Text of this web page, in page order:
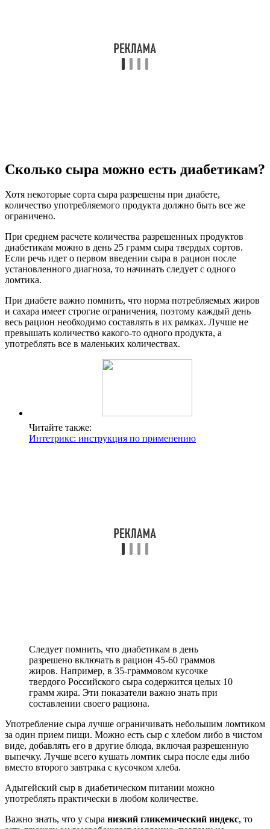
Сколько сыра можно есть диабетикам?
Хотя некоторые сорта сыра разрешены при диабете,
количество употребляемого продукта должно быть все же
ограничено.
При среднем расчете количества разрешенных продуктов
диабетикам можно в день 25 грамм сыра твердых сортов.
Если речь идет о первом введении сыра в рацион после
установленного диагноза, то начинать следует с одного
ломтика.
При диабете важно помнить, что норма потребляемых жиров
и сахара имеет строгие ограничения, поэтому каждый день
весь рацион необходимо составлять в их рамках. Лучше не
превышать количество какого-то одного продукта, а
употреблять все в маленьких количествах.
Читайте также:
Интетрикс: инструкция по применению
Следует помнить, что диабетикам в день
разрешено включать в рацион 45-60 граммов
жиров. Например, в 35-граммовом кусочке
твердого Российского сыра содержится целых 10
грамм жира. Эти показатели важно знать при
составлении своего рациона.
Употребление сыра лучше ограничивать небольшим ломтиком
за один прием пищи. Можно есть сыр с хлебом либо в чистом
виде, добавлять его в другие блюда, включая разрешенную
выпечку. Лучше всего кушать ломтик сыра после еды либо
вместо второго завтрака с кусочком хлеба.
Адыгейский сыр в диабетическом питании можно
употреблять практически в любом количестве.
Важно знать, что у сыра низкий гликемический индекс, то